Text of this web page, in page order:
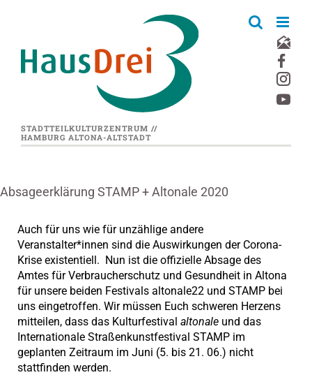
STADTTEILKULTURZENTRUM //
HAMBURG ALTONA-ALTSTADT
Absageerklärung STAMP + Altonale 2020
Auch für uns wie für unzählige andere
Veranstalter*innen sind die Auswirkungen der Corona-
Krise existentiell. Nun ist die offizielle Absage des
Amtes für Verbraucherschutz und Gesundheit in Altona
für unsere beiden Festivals altonale22 und STAMP bei
uns eingetroffen. Wir müssen Euch schweren Herzens
mitteilen, dass das Kulturfestival altonale und das
Internationale Straßenkunstfestival STAMP im
geplanten Zeitraum im Juni (5. bis 21. 06.) nicht
stattfinden werden.